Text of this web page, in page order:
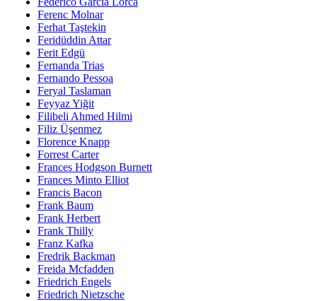
Ferenc Molnar
Ferhat Taştekin
Feridüddin Attar
Ferit Edgü
Fernanda Trias
Fernando Pessoa
Feryal Taslaman
Feyyaz Yiğit
Filibeli Ahmed Hilmi
Filiz Üşenmez
Florence Knapp
Forrest Carter
Frances Hodgson Burnett
Frances Minto Elliot
Francis Bacon
Frank Baum
Frank Herbert
Frank Thilly
Franz Kafka
Fredrik Backman
Freida Mcfadden
Friedrich Engels
Friedrich Nietzsche